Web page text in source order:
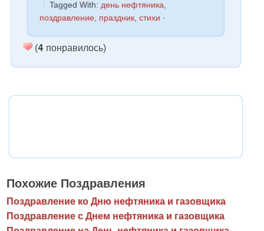
Tagged With: день нефтяника
поздравление праздник ,стихи ·
(4 понравилось)
Похожие Поздравления
Поздравление ко Дню нефтяника и газовщика
Поздравление с Днем нефтяника и газовщика